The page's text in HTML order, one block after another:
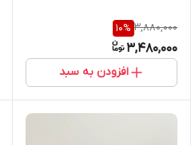
3,880,000
10%
3,480,000
افزودن به سبد